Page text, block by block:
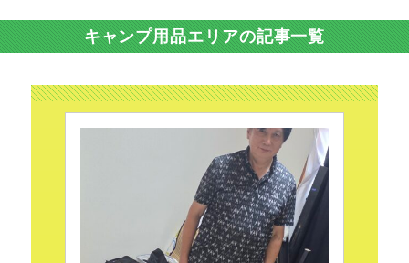
キャンプ用品エリアの記事一覧